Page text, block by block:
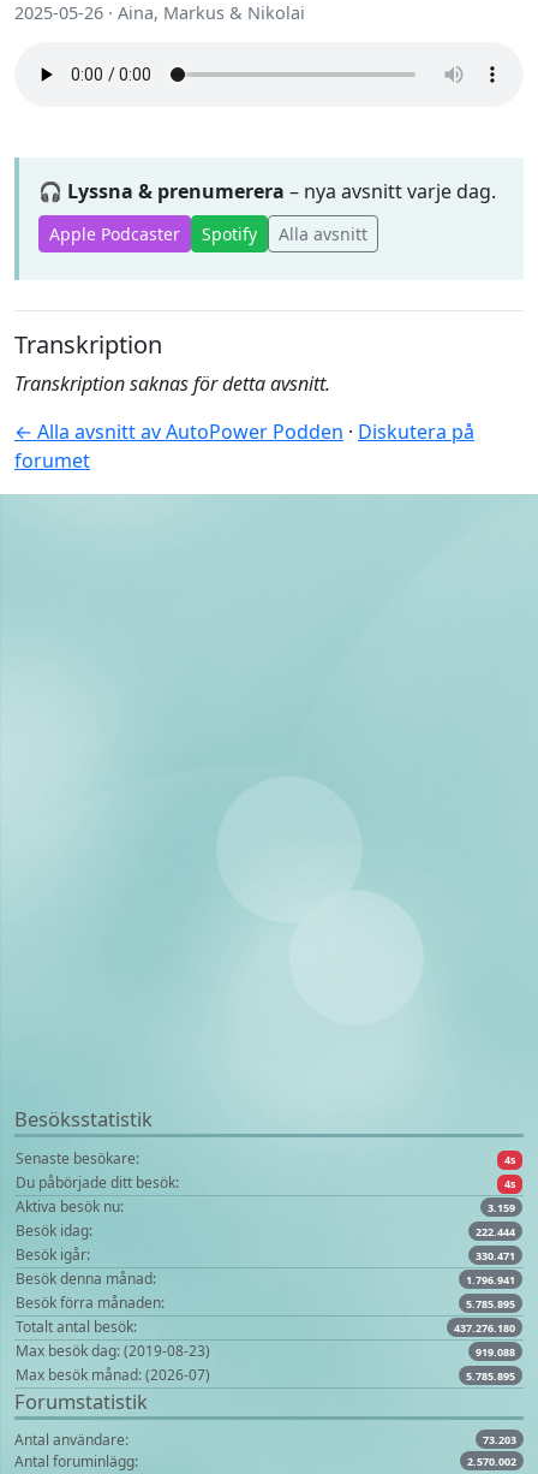
2025-05-26 · Aina, Markus & Nikolai
🎧 Lyssna & prenumerera – nya avsnitt varje dag.
Apple Podcaster Spotify Alla avsnitt
Transkription
Transkription saknas för detta avsnitt.
← Alla avsnitt av AutoPower Podden · Diskutera på
forumet
Besöksstatistik
Senaste besökare: 4s
Du påbörjade ditt besök: 4s
Aktiva besök nu: 3.159
Besök idag: 222.444
Besök igår: 330.471
Besök denna månad: 1.796.941
Besök förra månaden: 5.785.895
Totalt antal besök: 437.276.180
Max besök dag: (2019-08-23) 919.088
Max besök månad: (2026-07) 5.785.895
Forumstatistik
Antal användare: 73.203
Antal foruminlägg: 2.570.002